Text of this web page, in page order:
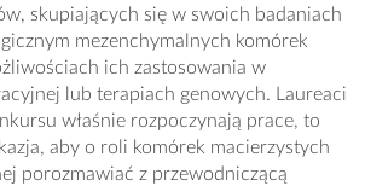
skupiających się w swoich badaniach
mezenchymalnych komórek
ich zastosowania w
lub terapiach genowych. Laureaci
właśnie rozpoczynają prace, to
aby o roli komórek macierzystych
porozmawiać z przewodniczącą